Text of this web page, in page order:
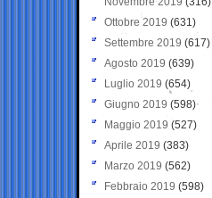
Ottobre 2019 (631)
Settembre 2019 (617)
Agosto 2019 (639)
Luglio 2019 (654)
Giugno 2019 (598)
Maggio 2019 (527)
Aprile 2019 (383)
Marzo 2019 (562)
Febbraio 2019 (598)